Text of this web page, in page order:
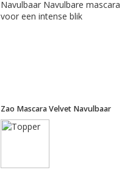
Zao Mascara Velvet Navulbaar